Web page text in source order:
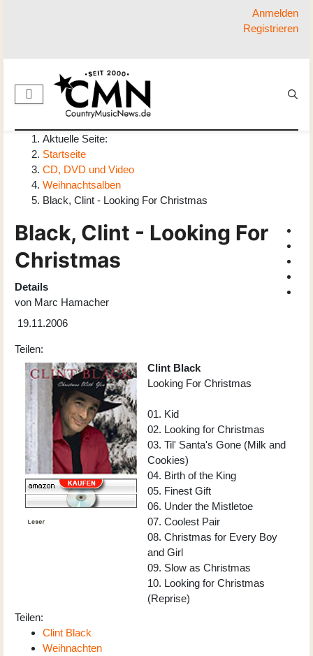
Anmelden
Registrieren
Aktuelle Seite:
Startseite
CD, DVD und Video
Weihnachtsalben
Black, Clint - Looking For Christmas
Black, Clint - Looking For
Christmas
Details
von Marc Hamacher
19.11.2006
Teilen:
Clint Black
Looking For Christmas
01. Kid
02. Looking for Christmas
03. Til' Santa's Gone (Milk and
Cookies)
04. Birth of the King
05. Finest Gift
06. Under the Mistletoe
07. Coolest Pair
08. Christmas for Every Boy
and Girl
09. Slow as Christmas
10. Looking for Christmas
(Reprise)
Teilen:
Clint Black
Weihnachten